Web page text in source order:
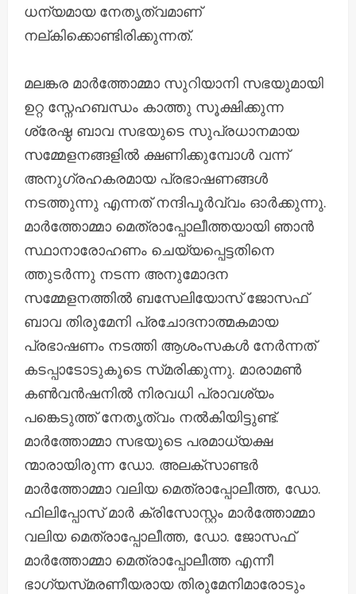
ധന്യമായ നേതൃത്വമാണ്
നല്കിക്കൊണ്ടിരിക്കുന്നത്.
മലങ്കര മാർത്തോമ്മാ സുറിയാനി സഭയുമായി
ഉറ്റ സ്നേഹബന്ധം കാത്തു സൂക്ഷിക്കുന്ന
ശ്രേഷ്ഠ ബാവ സഭയുടെ സുപ്രധാനമായ
സമ്മേളനങ്ങളിൽ ക്ഷണിക്കുമ്പോൾ വന്ന്
അനുഗ്രഹകരമായ പ്രഭാഷണങ്ങൾ
നടത്തുന്നു എന്നത് നന്ദിപൂർവ്വം ഓർക്കുന്നു.
മാർത്തോമ്മാ മെത്രാപ്പോലീത്തയായി ഞാൻ
സ്ഥാനാരോഹണം ചെയ്യപ്പെട്ടതിനെ
ത്തുടർന്നു നടന്ന അനുമോദന
സമ്മേളനത്തിൽ ബസേലിയോസ് ജോസഫ്
ബാവ തിരുമേനി പ്രചോദനാത്മകമായ
പ്രഭാഷണം നടത്തി ആശംസകൾ നേർന്നത്
കടപ്പാടോടുകൂടെ സ്‌മരിക്കുന്നു. മാരാമൺ
കൺവൻഷനിൽ നിരവധി പ്രാവശ്യം
പങ്കെടുത്ത് നേതൃത്വം നൽകിയിട്ടുണ്ട്.
മാർത്തോമ്മാ സഭയുടെ പരമാധ്യക്ഷ
ന്മാരായിരുന്ന ഡോ. അലക്സ‌ാണ്ടർ
മാർത്തോമ്മാ വലിയ മെത്രാപ്പോലീത്ത, ഡോ.
ഫിലിപ്പോസ് മാർ ക്രിസോസ്റ്റം മാർത്തോമ്മാ
വലിയ മെത്രാപ്പോലീത്ത, ഡോ. ജോസഫ്
മാർത്തോമ്മാ മെത്രാപ്പോലീത്ത എന്നീ
ഭാഗ്യസ്‌മരണീയരായ തിരുമേനിമാരോടും